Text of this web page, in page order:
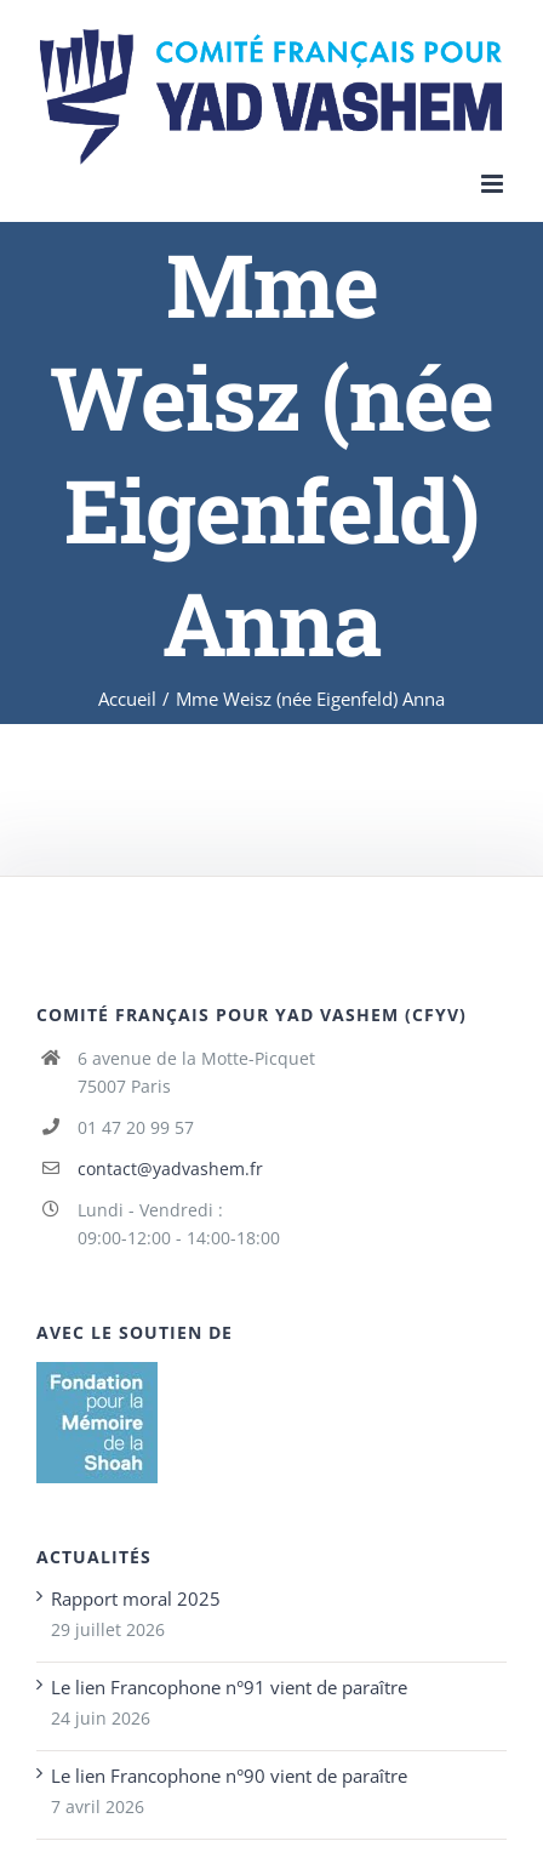
content
Mme
Weisz (née
Eigenfeld)
Anna
Accueil / Mme Weisz (née Eigenfeld) Anna
COMITÉ FRANÇAIS POUR YAD VASHEM (CFYV)
6 avenue de la Motte-Picquet
75007 Paris
01 47 20 99 57
contact@yadvashem.fr
Lundi - Vendredi :
09:00-12:00 - 14:00-18:00
AVEC LE SOUTIEN DE
ACTUALITÉS
Rapport moral 2025
29 juillet 2026
Le lien Francophone n°91 vient de paraître
24 juin 2026
Le lien Francophone n°90 vient de paraître
7 avril 2026